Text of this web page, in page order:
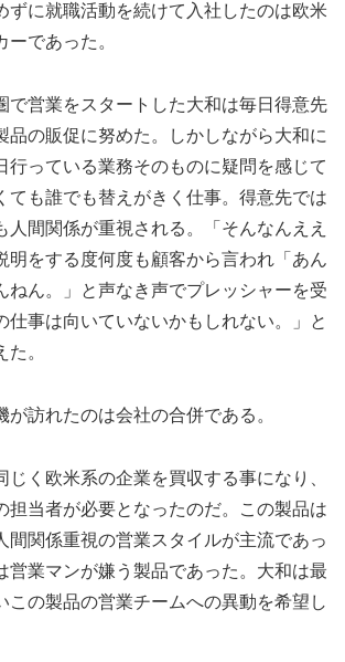
ずに就職活動を続けて入社したのは欧米
であった。
で営業をスタートした大和は毎日得意先
品の販促に努めた。しかしながら大和に
行っている業務そのものに疑問を感じて
ても誰でも替えがきく仕事。得意先では
人間関係が重視される。「そんなんええ
明をする度何度も顧客から言われ「あん
ねん。」と声なき声でプレッシャーを受
仕事は向いていないかもしれない。」と
。
が訪れたのは会社の合併である。
じく欧米系の企業を買収する事になり、
担当者が必要となったのだ。この製品は
間関係重視の営業スタイルが主流であっ
営業マンが嫌う製品であった。大和は最
この製品の営業チームへの異動を希望し